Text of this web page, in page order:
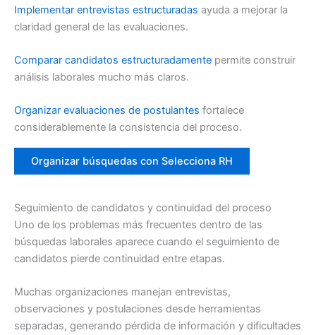
Implementar entrevistas estructuradas ayuda a mejorar la
claridad general de las evaluaciones.
Comparar candidatos estructuradamente permite construir
análisis laborales mucho más claros.
Organizar evaluaciones de postulantes fortalece
considerablemente la consistencia del proceso.
Organizar búsquedas con Selecciona RH
Seguimiento de candidatos y continuidad del proceso
Uno de los problemas más frecuentes dentro de las
búsquedas laborales aparece cuando el seguimiento de
candidatos pierde continuidad entre etapas.
Muchas organizaciones manejan entrevistas,
observaciones y postulaciones desde herramientas
separadas, generando pérdida de información y dificultades